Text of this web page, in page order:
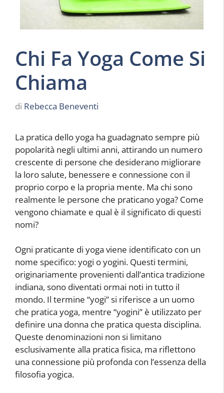
Chi Fa Yoga Come Si
Chiama
di Rebecca Beneventi
La pratica dello yoga ha guadagnato sempre più
popolarità negli ultimi anni, attirando un numero
crescente di persone che desiderano migliorare
la loro salute, benessere e connessione con il
proprio corpo e la propria mente. Ma chi sono
realmente le persone che praticano yoga? Come
vengono chiamate e qual è il significato di questi
nomi?
Ogni praticante di yoga viene identificato con un
nome specifico: yogi o yogini. Questi termini,
originariamente provenienti dall’antica tradizione
indiana, sono diventati ormai noti in tutto il
mondo. Il termine “yogi” si riferisce a un uomo
che pratica yoga, mentre “yogini” è utilizzato per
definire una donna che pratica questa disciplina.
Queste denominazioni non si limitano
esclusivamente alla pratica fisica, ma riflettono
una connessione più profonda con l’essenza della
filosofia yogica.